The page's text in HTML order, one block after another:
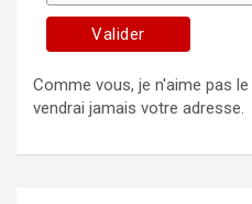
Comme vous, je n'aime pas
vendrai jamais votre adresse.